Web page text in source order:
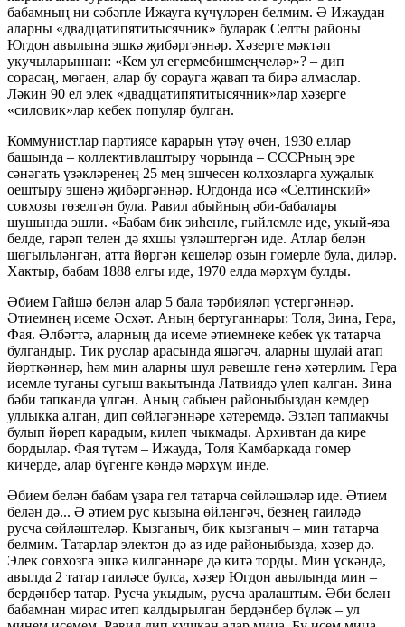
бабамның ни сәбәпле Ижауга күчүләрен белмим. Ә Ижаудан
аларны «двадцатипятитысячник» буларак Селты районы
Югдон авылына эшкә җибәргәннәр. Хәзерге мәктәп
укучыларыннан: «Кем ул егермебишмеңчеләр»? – дип
сорасаң, мөгаен, алар бу сорауга җавап та бирә алмаслар.
Ләкин 90 ел элек «двадцатипятитысячник»лар хәзерге
«силовик»лар кебек популяр булган.
Коммунистлар партиясе карарын үтәү өчен, 1930 еллар
башында – коллективлаштыру чорында – СССРның эре
сәнәгать үзәкләренең 25 мең эшчесен колхозларга хуҗалык
оештыру эшенә җибәргәннәр. Югдонда исә «Селтинский»
совхозы төзелгән була. Равил абыйның әби-бабалары
шушында эшли. «Бабам бик зиһенле, гыйлемле иде, укый-яза
белде, гарәп телен дә яхшы үзләштергән иде. Атлар белән
шөгыльләнгән, атта йөргән кешеләр озын гомерле була, диләр.
Хактыр, бабам 1888 елгы иде, 1970 елда мәрхүм булды.
Әбием Гайшә белән алар 5 бала тәрбияләп үстергәннәр.
Әтиемнең исеме Әсхәт. Аның бертуганнары: Толя, Зина, Гера,
Фая. Әлбәттә, аларның да исеме әтиемнеке кебек үк татарча
булгандыр. Тик руслар арасында яшәгәч, аларны шулай атап
йөрткәннәр, һәм мин аларны шул рәвешле генә хәтерлим. Гера
исемле туганы сугыш вакытында Латвиядә үлеп калган. Зина
бәби тапканда үлгән. Аның сабыен районыбыздан кемдер
уллыкка алган, дип сөйләгәннәре хәтеремдә. Эзләп тапмакчы
булып йөреп карадым, килеп чыкмады. Архивтан да кире
бордылар. Фая түтәм – Ижауда, Толя Камбаркада гомер
кичерде, алар бүгенге көндә мәрхүм инде.
Әбием белән бабам үзара гел татарча сөйләшәләр иде. Әтием
белән дә... Ә әтием рус кызына өйләнгәч, безнең гаиләдә
русча сөйләштеләр. Кызганыч, бик кызганыч – мин татарча
белмим. Татарлар электән дә аз иде районыбызда, хәзер дә.
Элек совхозга эшкә килгәннәре дә китә торды. Мин үскәндә,
авылда 2 татар гаиләсе булса, хәзер Югдон авылында мин –
бердәнбер татар. Русча укыдым, русча аралаштым. Әби белән
бабамнан мирас итеп калдырылган бердәнбер бүләк – ул